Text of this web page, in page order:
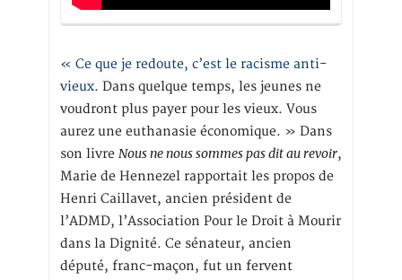
« Ce que je redoute, c’est le racisme anti-
vieux. Dans quelque temps, les jeunes ne
voudront plus payer pour les vieux. Vous
aurez une euthanasie économique. » Dans
son livre Nous ne nous sommes pas dit au revoir,
Marie de Hennezel rapportait les propos de
Henri Caillavet, ancien président de
l’ADMD, l’Association Pour le Droit à Mourir
dans la Dignité. Ce sénateur, ancien
député, franc-maçon, fut un fervent